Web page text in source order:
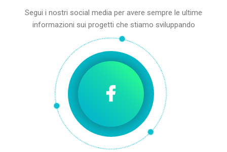
Segui i nostri social media per avere sempre le ultime
informazioni sui progetti che stiamo sviluppando